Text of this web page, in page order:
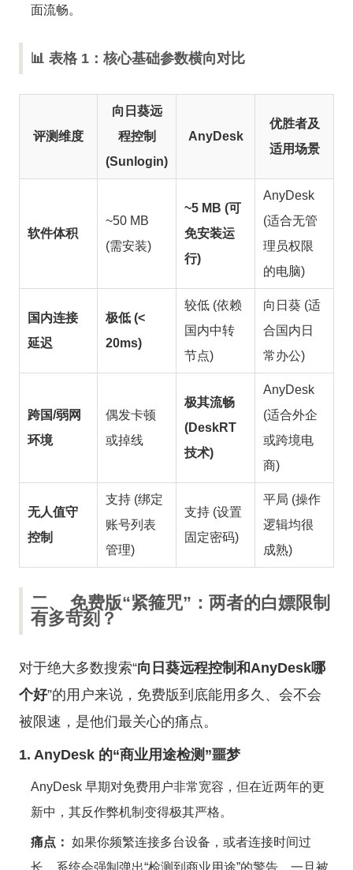
面流畅。
📊 表格 1：核心基础参数横向对比
评测维度
向日葵远
程控制
(Sunlogin)
AnyDesk
优胜者及
适用场景
软件体积
~50 MB
(需安装)
~5 MB (可
免安装运
行)
AnyDesk
(适合无管
理员权限
的电脑)
国内连接
延迟
极低 (<
20ms)
较低 (依赖
国内中转
节点)
向日葵 (适
合国内日
常办公)
跨国/弱网
环境
偶发卡顿
或掉线
极其流畅
(DeskRT
技术)
AnyDesk
(适合外企
或跨境电
商)
无人值守
控制
支持 (绑定
账号列表
管理)
支持 (设置
固定密码)
平局 (操作
逻辑均很
成熟)
二、 免费版“紧箍咒”：两者的白嫖限制
有多苛刻？
对于绝大多数搜索“向日葵远程控制和AnyDesk哪
个好”的用户来说，免费版到底能用多久、会不会
被限速，是他们最关心的痛点。
1. AnyDesk 的“商业用途检测”噩梦
AnyDesk 早期对免费用户非常宽容，但在近两年的更
新中，其反作弊机制变得极其严格。
痛点： 如果你频繁连接多台设备，或者连接时间过
长，系统会强制弹出“检测到商业用途”的警告。一旦被